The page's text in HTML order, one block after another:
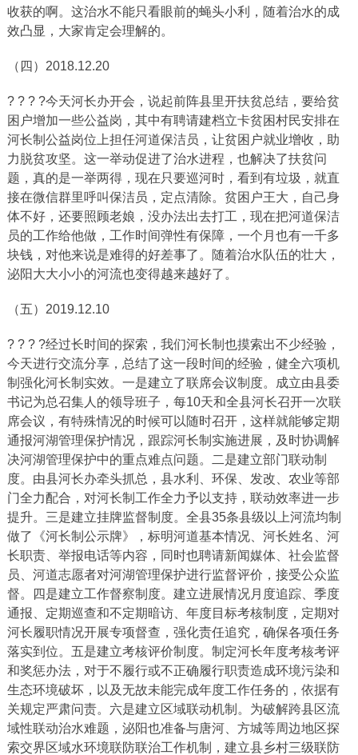
收获的啊。这治水不能只看眼前的蝇头小利，随着治水的成
效凸显，大家肯定会理解的。
（四）2018.12.20
? ? ? ?今天河长办开会，说起前阵县里开扶贫总结，要给贫
困户增加一些公益岗，其中有聘请建档立卡贫困村民安排在
河长制公益岗位上担任河道保洁员，让贫困户就业增收，助
力脱贫攻坚。这一举动促进了治水进程，也解决了扶贫问
题，真的是一举两得，现在只要巡河时，看到有垃圾，就直
接在微信群里呼叫保洁员，定点清除。贫困户王大，自己身
体不好，还要照顾老娘，没办法出去打工，现在把河道保洁
员的工作给他做，工作时间弹性有保障，一个月也有一千多
块钱，对他来说是难得的好差事了。随着治水队伍的壮大，
泌阳大大小小的河流也变得越来越好了。
（五）2019.12.10
? ? ? ?经过长时间的探索，我们河长制也摸索出不少经验，
今天进行交流分享，总结了这一段时间的经验，健全六项机
制强化河长制实效。一是建立了联席会议制度。成立由县委
书记为总召集人的领导班子，每10天和全县河长召开一次联
席会议，有特殊情况的时候可以随时召开，这样就能够定期
通报河湖管理保护情况，跟踪河长制实施进展，及时协调解
决河湖管理保护中的重点难点问题。二是建立部门联动制
度。由县河长办牵头抓总，县水利、环保、发改、农业等部
门全力配合，对河长制工作全力予以支持，联动效率进一步
提升。三是建立挂牌监督制度。全县35条县级以上河流均制
做了《河长制公示牌》，标明河道基本情况、河长姓名、河
长职责、举报电话等内容，同时也聘请新闻媒体、社会监督
员、河道志愿者对河湖管理保护进行监督评价，接受公众监
督。四是建立工作督察制度。建立进展情况月度追踪、季度
通报、定期巡查和不定期暗访、年度目标考核制度，定期对
河长履职情况开展专项督查，强化责任追究，确保各项任务
落实到位。五是建立考核评价制度。制定河长年度考核考评
和奖惩办法，对于不履行或不正确履行职责造成环境污染和
生态环境破坏，以及无故未能完成年度工作任务的，依据有
关规定严肃问责。六是建立区域联动机制。为破解跨县区流
域性联动治水难题，泌阳也准备与唐河、方城等周边地区探
索交界区域水环境联防联治工作机制，建立县乡村三级联防